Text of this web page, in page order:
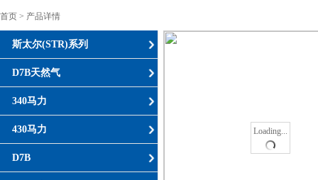
首页 > 产品详情
斯太尔(STR)系列
D7B天然气
340马力
430马力
D7B
Loading...